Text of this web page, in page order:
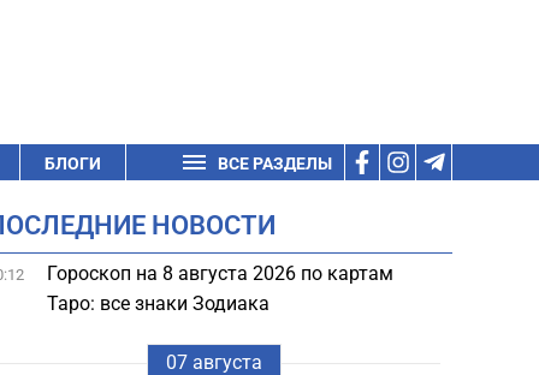
БЛОГИ ВСЕ РАЗДЕЛЫ
НОВОСТИ
Гороскоп на 8 августа 2026 по картам
Таро: все знаки Зодиака
07 августа